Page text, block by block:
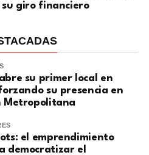
giro financiero
su primer local en
su presencia en
Metropolitana
el emprendimiento
democratizar el